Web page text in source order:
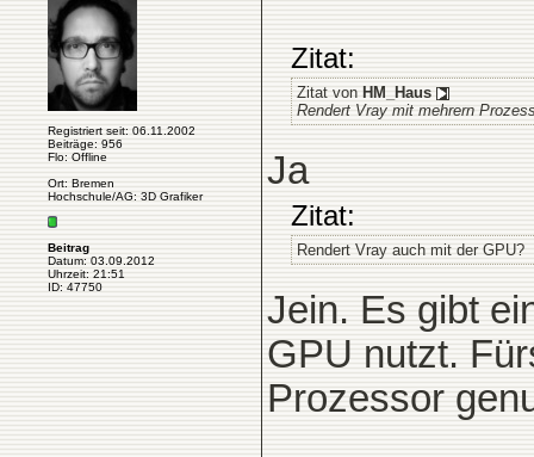
Registriert seit: 06.11.2002
Beiträge: 956
Flo: Offline
Ort: Bremen
Hochschule/AG: 3D Grafiker
Beitrag
Datum: 03.09.2012
Uhrzeit: 21:51
ID: 47750
Zitat:
Zitat von HM_Haus
Rendert Vray mit mehrern
Ja
Zitat:
Rendert Vray auch mit der GPU?
Jein. Es gibt
GPU nutzt.
Prozessor